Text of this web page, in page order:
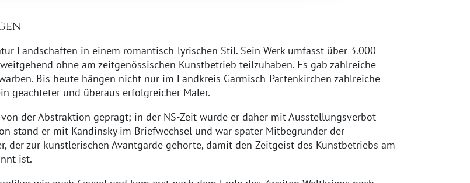
Landschaften in einem romantisch-lyrischen Stil. Sein Werk umfasst über 3.000
ohne am zeitgenössischen Kunstbetrieb teilzuhaben. Es gab zahlreiche
Bis heute hängen nicht nur im Landkreis Garmisch-Partenkirchen zahlreiche
geachteter und überaus erfolgreicher Maler.
der Abstraktion geprägt; in der NS-Zeit wurde er daher mit Ausstellungsverbot
stand er mit Kandinsky im Briefwechsel und war später Mitbegründer der
der zur künstlerischen Avantgarde gehörte, damit den Zeitgeist des Kunstbetriebs am
ist.